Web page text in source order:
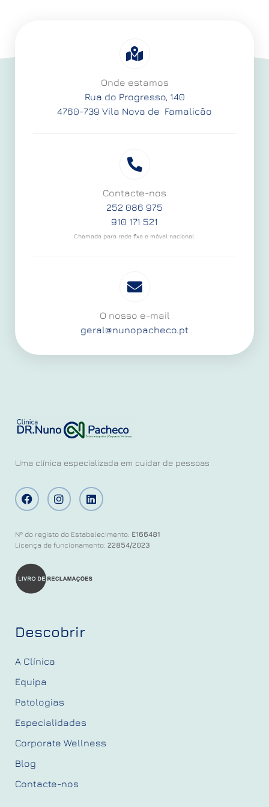
Onde estamos
Rua do Progresso, 140
4760-739 Vila Nova de Famalicão
Contacte-nos
252 086 975
910 171 521
Chamada para rede fixa e móvel nacional.
O nosso e-mail
geral@nunopacheco.pt
Uma clínica especializada em cuidar de pessoas
Nº do registo do Estabelecimento: E166481
Licença de funcionamento: 22854/2023
Descobrir
A Clínica
Equipa
Patologias
Especialidades
Corporate Wellness
Blog
Contacte-nos